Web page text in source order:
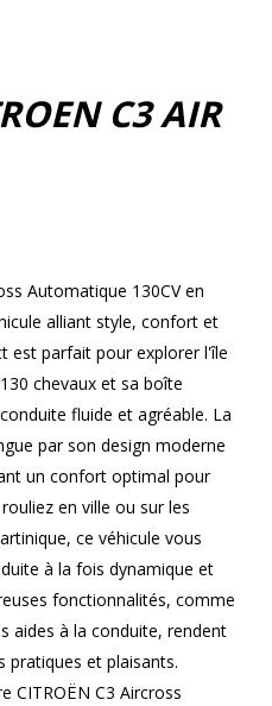
C3 AIR
Automatique 130CV en
alliant style, confort et
est parfait pour explorer l'île
chevaux et sa boîte
fluide et agréable. La
par son design moderne
un confort optimal pour
en ville ou sur les
ce véhicule vous
à la fois dynamique et
fonctionnalités, comme
aides à la conduite, rendent
pratiques et plaisants.
CITROËN C3 Aircross